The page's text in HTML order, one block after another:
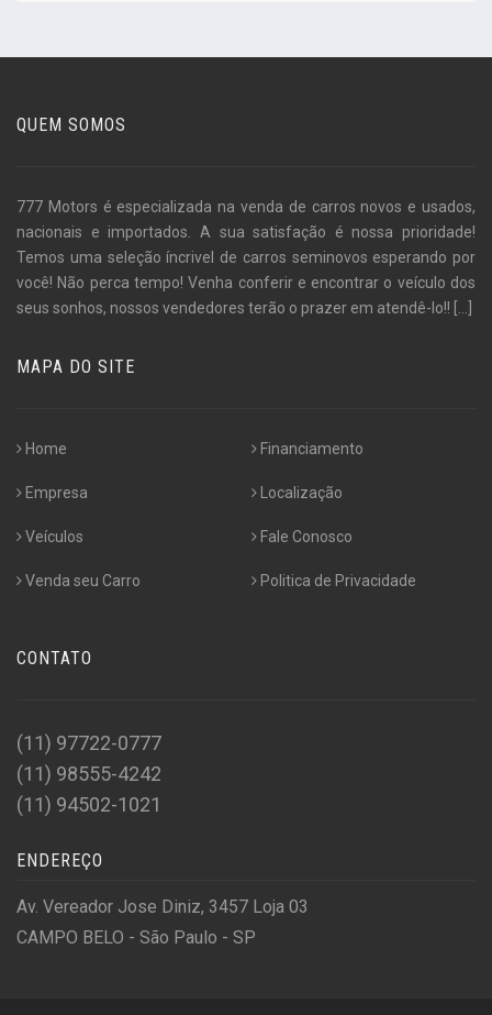
QUEM SOMOS
777 Motors é especializada na venda de carros novos e usados,
nacionais e importados. A sua satisfação é nossa prioridade!
Temos uma seleção íncrivel de carros seminovos esperando por
você! Não perca tempo! Venha conferir e encontrar o veículo dos
seus sonhos, nossos vendedores terão o prazer em atendê-lo!! [...]
MAPA DO SITE
Home
Empresa
Veículos
Venda seu Carro
Financiamento
Localização
Fale Conosco
Politica de Privacidade
CONTATO
(11) 97722-0777
(11) 98555-4242
(11) 94502-1021
ENDEREÇO
Av. Vereador Jose Diniz, 3457 Loja 03
CAMPO BELO - São Paulo - SP